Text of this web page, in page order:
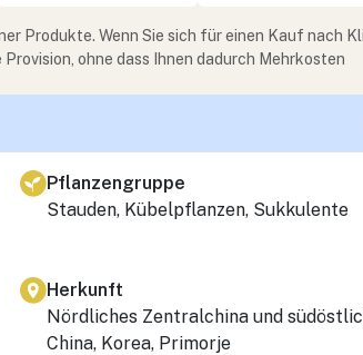
Produkte. Wenn Sie sich für einen Kauf nach
ohne dass Ihnen dadurch Mehrkosten
Pflanzengruppe
Stauden, Kübelpflanzen, Sukkulente
Herkunft
Nördliches Zentralchina und
China, Korea, Primorje